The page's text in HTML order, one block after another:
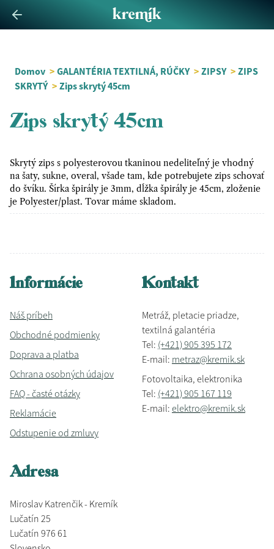
Domov > GALANTÉRIA TEXTILNÁ, RÚČKY > ZIPSY > ZIPS
SKRYTÝ > Zips skrytý 45cm
Zips skrytý 45cm
Skrytý zips s polyesterovou tkaninou nedeliteľný je vhodný
na šaty, sukne, overal, všade tam, kde potrebujete zips schovať
do švíku. Šírka špirály je 3mm, dĺžka špirály je 45cm, zloženie
je Polyester/plast. Tovar máme skladom.
Informácie
Náš príbeh
Obchodné podmienky
Doprava a platba
Ochrana osobných údajov
FAQ - časté otázky
Reklamácie
Odstupenie od zmluvy
Kontakt
Metráž, pletacie priadze,
textilná galantéria
Tel: (+421) 905 395 172
E-mail: metraz@kremik.sk
Fotovoltaika, elektronika
Tel: (+421) 905 167 119
E-mail: elektro@kremik.sk
Adresa
Miroslav Katrenčik - Kremík
Lučatín 25
Lučatín 976 61